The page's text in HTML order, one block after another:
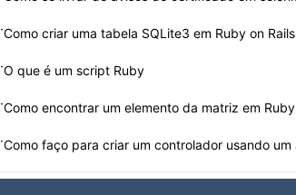
·Como criar uma tabela SQLite3 em Ruby on Rails
·O que é um script Ruby
·Como encontrar um elemento da matriz em Ruby
·